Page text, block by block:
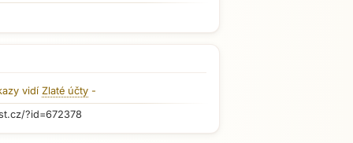
vidí Zlaté účty -
?id=672378